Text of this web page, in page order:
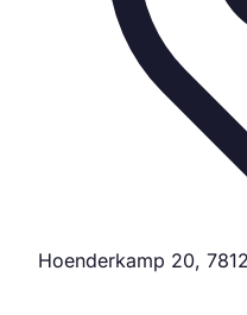
Hoenderkamp 20,